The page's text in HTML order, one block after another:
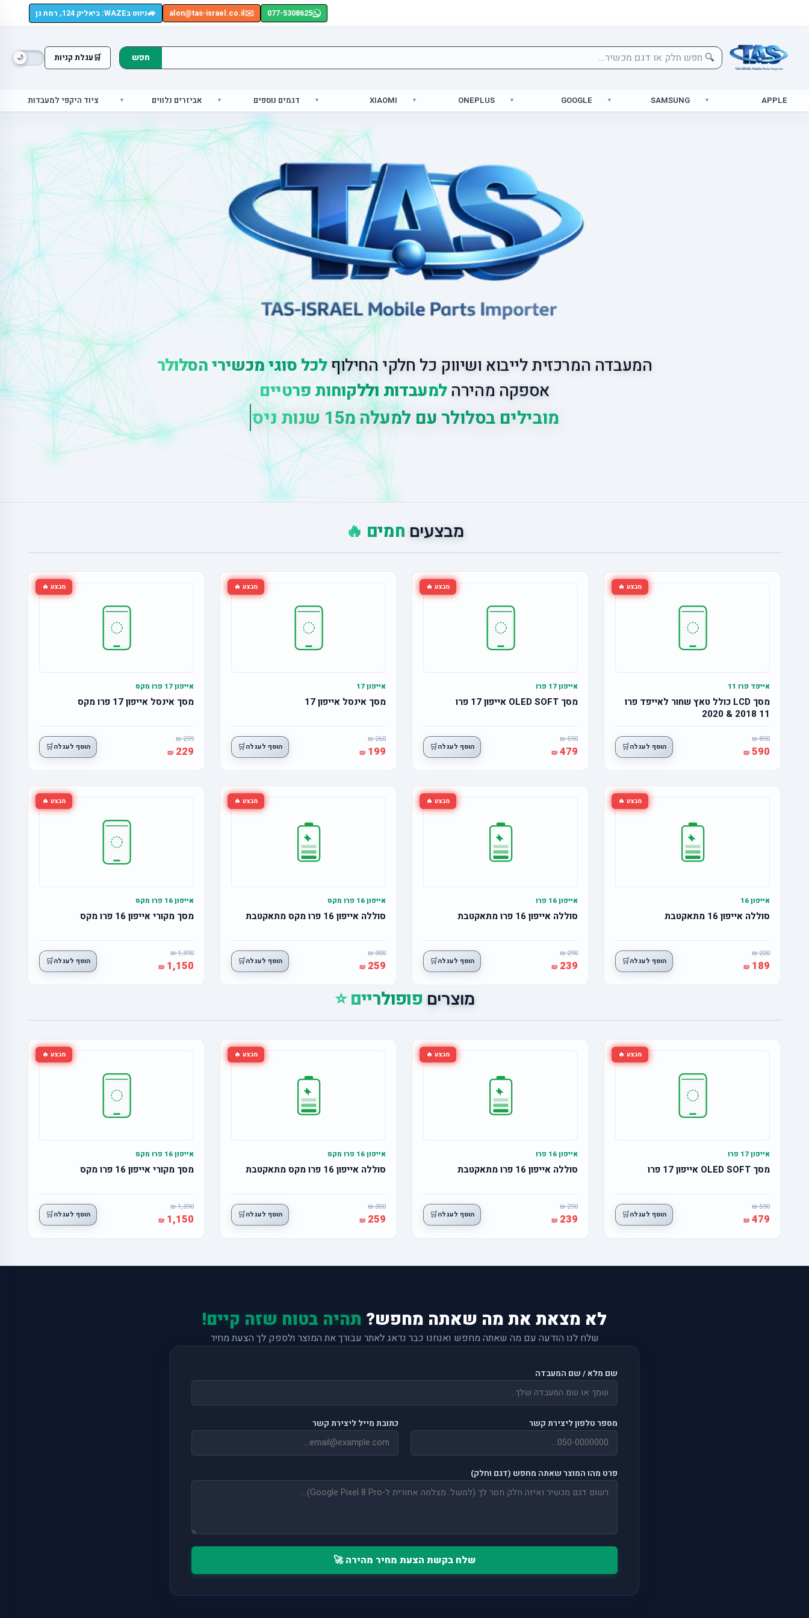
077-5308625
✉️
alon@tas-israel.co.il
🚙ניווט בWAZE: ביאליק 124, רמת גן
🛒עגלת קניות 🔍 חפש
APPLE
SAMSUNG
GOOGLE
ONEPLUS
XIAOMI דגמים נוספים אביזרים נלווים ציוד היקפי למעבדות
המעבדה המרכזית לייבוא ושיווק כל חלקי החילוףלכל סוגי מכשירי הסלולר
אספקה מהירהלמעבדות וללקוחות פרטיים
מובילים בסלולר עם למעלה מ15 שנות ניסיון
מבצעים חמים 🔥
מבצע 🔥
אייפד פרו 11
מסך LCD כולל טאץ שחור לאייפד פרו
11 2018 & 2020
890
590 הוסף לעגלה🛒
מבצע 🔥
אייפון 17 פרו
מסך OLED SOFT אייפון 17 פרו
590
479 הוסף לעגלה🛒
מבצע 🔥
אייפון 17
מסך אינסל אייפון 17
260
199 הוסף לעגלה🛒
מבצע 🔥
אייפון 17 פרו מקס
מסך אינסל אייפון 17 פרו מקס
299
229 הוסף לעגלה🛒
מבצע 🔥
אייפון 16
סוללה אייפון 16 מתאקטבת
220
189 הוסף לעגלה🛒
מבצע 🔥
אייפון 16 פרו
סוללה אייפון 16 פרו מתאקטבת
290
239 הוסף לעגלה🛒
מבצע 🔥
אייפון 16 פרו מקס
סוללה אייפון 16 פרו מקס מתאקטבת
300
259 הוסף לעגלה🛒
מבצע 🔥
אייפון 16 פרו מקס
מסך מקורי אייפון 16 פרו מקס
1,390
1,150 הוסף לעגלה🛒
מוצרים פופולריים ⭐
מבצע 🔥
אייפון 17 פרו
מסך OLED SOFT אייפון 17 פרו
590
479 הוסף לעגלה🛒
מבצע 🔥
אייפון 16 פרו
סוללה אייפון 16 פרו מתאקטבת
290
239 הוסף לעגלה🛒
מבצע 🔥
אייפון 16 פרו מקס
סוללה אייפון 16 פרו מקס מתאקטבת
300
259 הוסף לעגלה🛒
מבצע 🔥
אייפון 16 פרו מקס
מסך מקורי אייפון 16 פרו מקס
1,390
1,150 הוסף לעגלה🛒
לא מצאת את מה שאתה מחפש? תהיה בטוח שזה קיים!
שלח לנו הודעה עם מה שאתה מחפש ואנחנו כבר נדאג לאתר עבורך את המוצר ולספק לך הצעת מחיר
שם מלא / שם המעבדה
מספר טלפון ליצירת קשר כתובת מייל ליצירת קשר
פרט מהו המוצר שאתה מחפש (דגם וחלק)
שלח בקשת הצעת מחיר מהירה 🚀